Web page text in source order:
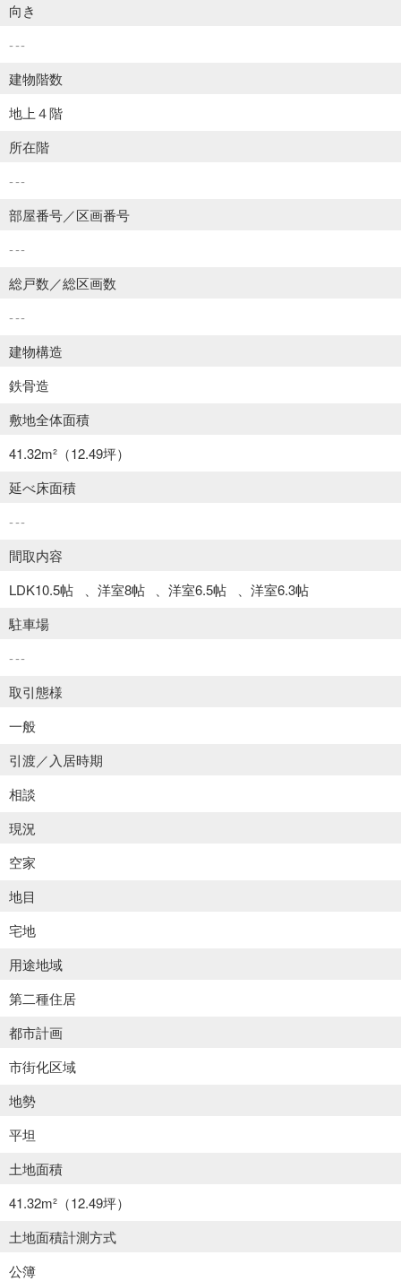
向き
---
建物階数
地上４階
所在階
---
部屋番号／区画番号
---
総戸数／総区画数
---
建物構造
鉄骨造
敷地全体面積
41.32m² （12.49坪）
延べ床面積
---
間取内容
LDK10.5帖
洋室8帖 洋室6.5帖
洋室6.3帖
駐車場
---
取引態様
一般
引渡／入居時期
相談
現況
空家
地目
宅地
用途地域
第二種住居
都市計画
市街化区域
地勢
平坦
土地面積
41.32m² （12.49坪）
土地面積計測方式
公簿